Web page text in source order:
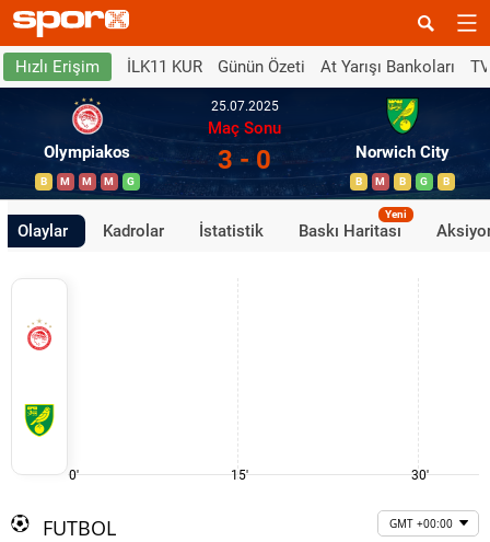
Hızlı Erişim İLK11 KUR Günün Özeti At Yarışı Bankoları
Olympiakos
B M M M G
25.07.2025
Maç Sonu
3 - 0 Norwich City
B M B G B
Olaylar Kadrolar İstatistik Baskı Haritası
Yeni
0' 15' 30'
FUTBOL GMT +00:00